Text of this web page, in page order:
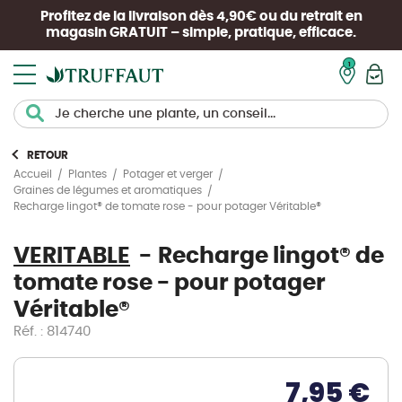
Profitez de la livraison dès 4,90€ ou du retrait en
magasin GRATUIT – simple, pratique, efficace.
RETOUR
Accueil
Plantes
Potager et verger
Graines de légumes et aromatiques
Recharge lingot® de tomate rose - pour potager Véritable®
VERITABLE
Recharge lingot® de
tomate rose - pour potager
Véritable®
Réf. : 814740
7,95 €